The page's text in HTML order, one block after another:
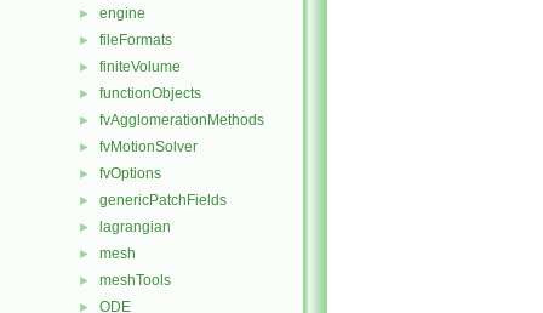
► engine
► fileFormats
► finiteVolume
► functionObjects
► fvAgglomerationMethods
► fvMotionSolver
► fvOptions
► genericPatchFields
► lagrangian
► mesh
► meshTools
► ODE